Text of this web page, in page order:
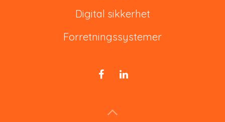
Digital sikkerhet
Forretningssystemer